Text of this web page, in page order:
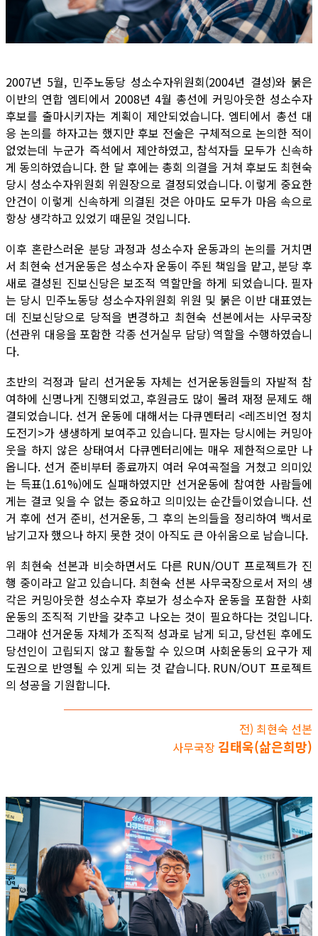
2007년 5월, 민주노동당 성소수자위원회(2004년 결성)와 붉은
이반의 연합 엠티에서 2008년 4월 총선에 커밍아웃한 성소수자
후보를 출마시키자는 계획이 제안되었습니다. 엠티에서 총선 대
응 논의를 하자고는 했지만 후보 전술은 구체적으로 논의한 적이
없었는데 누군가 즉석에서 제안하였고, 참석자들 모두가 신속하
게 동의하였습니다. 한 달 후에는 총회 의결을 거쳐 후보도 최현숙
당시 성소수자위원회 위원장으로 결정되었습니다. 이렇게 중요한
안건이 이렇게 신속하게 의결된 것은 아마도 모두가 마음 속으로
항상 생각하고 있었기 때문일 것입니다.
이후 혼란스러운 분당 과정과 성소수자 운동과의 논의를 거치면
서 최현숙 선거운동은 성소수자 운동이 주된 책임을 맡고, 분당 후
새로 결성된 진보신당은 보조적 역할만을 하게 되었습니다. 필자
는 당시 민주노동당 성소수자위원회 위원 및 붉은 이반 대표였는
데 진보신당으로 당적을 변경하고 최현숙 선본에서는 사무국장
(선관위 대응을 포함한 각종 선거실무 담당) 역할을 수행하였습니
다.
초반의 걱정과 달리 선거운동 자체는 선거운동원들의 자발적 참
여하에 신명나게 진행되었고, 후원금도 많이 몰려 재정 문제도 해
결되었습니다. 선거 운동에 대해서는 다큐멘터리 <레즈비언 정치
도전기>가 생생하게 보여주고 있습니다. 필자는 당시에는 커밍아
웃을 하지 않은 상태여서 다큐멘터리에는 매우 제한적으로만 나
옵니다. 선거 준비부터 종료까지 여러 우여곡절을 거쳤고 의미있
는 득표(1.61%)에도 실패하였지만 선거운동에 참여한 사람들에
게는 결코 잊을 수 없는 중요하고 의미있는 순간들이었습니다. 선
거 후에 선거 준비, 선거운동, 그 후의 논의들을 정리하여 백서로
남기고자 했으나 하지 못한 것이 아직도 큰 아쉬움으로 남습니다.
위 최현숙 선본과 비슷하면서도 다른 RUN/OUT 프로젝트가 진
행 중이라고 알고 있습니다. 최현숙 선본 사무국장으로서 저의 생
각은 커밍아웃한 성소수자 후보가 성소수자 운동을 포함한 사회
운동의 조직적 기반을 갖추고 나오는 것이 필요하다는 것입니다.
그래야 선거운동 자체가 조직적 성과로 남게 되고, 당선된 후에도
당선인이 고립되지 않고 활동할 수 있으며 사회운동의 요구가 제
도권으로 반영될 수 있게 되는 것 같습니다. RUN/OUT 프로젝트
의 성공을 기원합니다.
전) 최현숙 선본
사무국장 김태욱(삶은희망)